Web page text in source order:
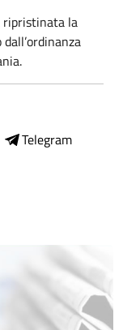
la
Telegram